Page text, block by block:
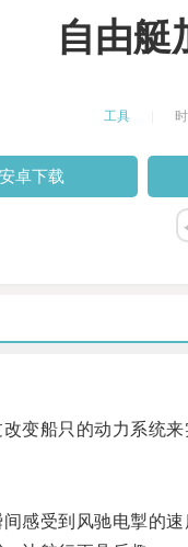
自由艇
工具
安卓下载
船只的动力系统来
受到风驰电掣的速